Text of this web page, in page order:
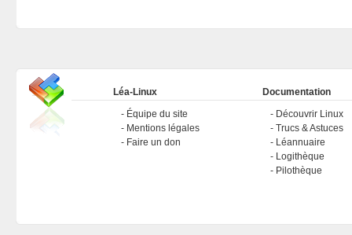
Léa-Linux
Équipe du site
Mentions légales
Faire un don
Documentation
Découvrir Linux
Trucs & Astuces
Léannuaire
Logithèque
Pilothèque